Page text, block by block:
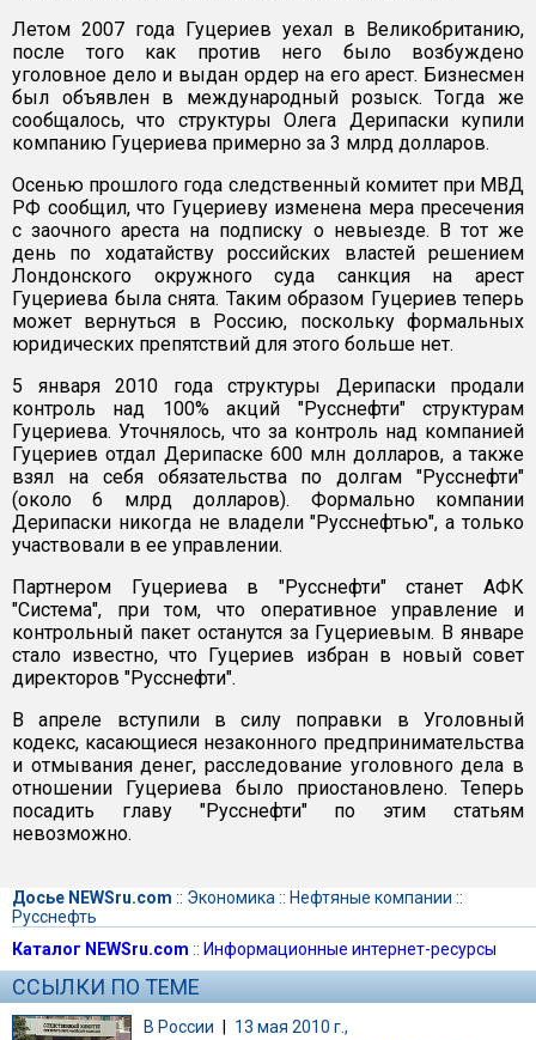
Летом 2007 года Гуцериев уехал в Великобританию,
после того как против него было возбуждено
уголовное дело и выдан ордер на его арест. Бизнесмен
был объявлен в международный розыск. Тогда же
сообщалось, что структуры Олега Дерипаски купили
компанию Гуцериева примерно за 3 млрд долларов.
Осенью прошлого года следственный комитет при МВД
РФ сообщил, что Гуцериеву изменена мера пресечения
с заочного ареста на подписку о невыезде. В тот же
день по ходатайству российских властей решением
Лондонского окружного суда санкция на арест
Гуцериева была снята. Таким образом Гуцериев теперь
может вернуться в Россию, поскольку формальных
юридических препятствий для этого больше нет.
5 января 2010 года структуры Дерипаски продали
контроль над 100% акций "Русснефти" структурам
Гуцериева. Уточнялось, что за контроль над компанией
Гуцериев отдал Дерипаске 600 млн долларов, а также
взял на себя обязательства по долгам "Русснефти"
(около 6 млрд долларов). Формально компании
Дерипаски никогда не владели "Русснефтью", а только
участвовали в ее управлении.
Партнером Гуцериева в "Русснефти" станет АФК
"Система", при том, что оперативное управление и
контрольный пакет останутся за Гуцериевым. В январе
стало известно, что Гуцериев избран в новый совет
директоров "Русснефти".
В апреле вступили в силу поправки в Уголовный
кодекс, касающиеся незаконного предпринимательства
и отмывания денег, расследование уголовного дела в
отношении Гуцериева было приостановлено. Теперь
посадить главу "Русснефти" по этим статьям
невозможно.
Досье NEWSru.com :: Экономика :: Нефтяные компании ::
Русснефть
Каталог NEWSru.com :: Информационные интернет-ресурсы
ССЫЛКИ ПО ТЕМЕ
В России | 13 мая 2010 г.,